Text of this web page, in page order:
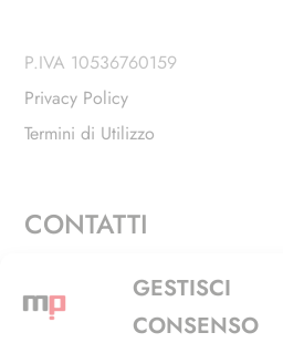
GESTISCI
CONSENSO
P.IVA 10536760159
Privacy Policy
Termini di Utilizzo
CONTATTI
Via Alfieri, 27 - Trezzano
+39 02 4846 3155